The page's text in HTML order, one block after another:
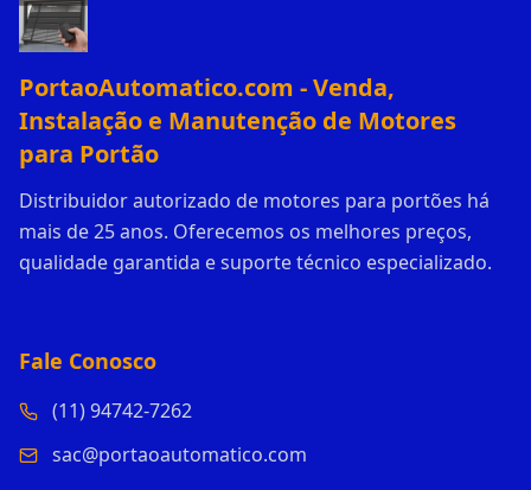
PortaoAutomatico.com - Venda,
Instalação e Manutenção de Motores
para Portão
Distribuidor autorizado de motores para portões há
mais de 25 anos. Oferecemos os melhores preços,
qualidade garantida e suporte técnico especializado.
Fale Conosco
(11) 94742-7262
sac@portaoautomatico.com